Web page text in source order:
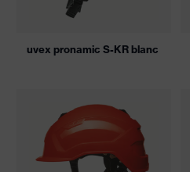
uvex pronamic S-KR blanc